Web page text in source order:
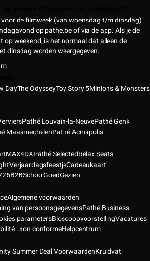
de filmweek (van woensdag t/m dinsdag)
op pathe.be of via de app. Als je de
weekend, is het normaal dat alleen de
dinsdag worden weergegeven.
DayThe OdysseyToy Story 5Minions & Monsters
Pathé Louvain-la-NeuvePathé Genk
MaasmechelenPathé Acinapolis
IMAX4DXPathé SelectedRelax Seats
VerjaardagsfeestjeCadeaukaart
26B2BSchoolGoedGezien
Algemene voorwaarden
van persoonsgegevensPathé Business
parametersBioscoopvoorstellingVacatures
: non conformeHelpcentrum
Summer Deal VoorwaardenKruidvat